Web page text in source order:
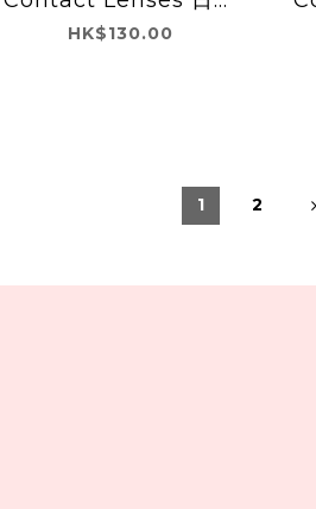
Envie 每日即棄有色隱
HK$130.00
1 2